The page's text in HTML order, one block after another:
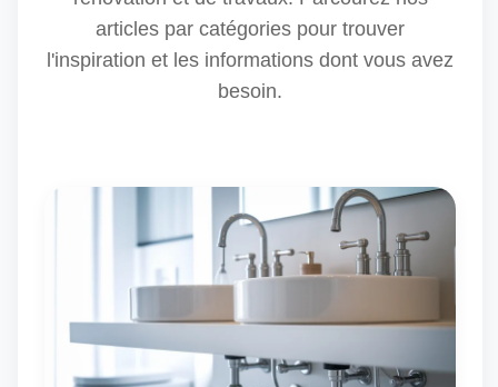
articles par catégories pour trouver
l'inspiration et les informations dont vous avez
besoin.